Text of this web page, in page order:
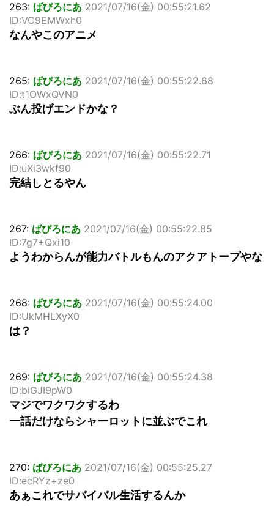
263: ばびろにあ 2021/07/16(金) 00:55:21.62
ID:VC9EMWxh0
なんやこのアニメ
265: ばびろにあ 2021/07/16(金) 00:55:22.68
ID:t1OWxQVN0
ぶん投げエンドかな？
266: ばびろにあ 2021/07/16(金) 00:55:22.71
ID:uXi3wkf90
完結しとるやん
267: ばびろにあ 2021/07/16(金) 00:55:22.85
ID:7g7+Qxi10
ようわからんが能力バトルもんのアクアトープやな
268: ばびろにあ 2021/07/16(金) 00:55:24.00
ID:UkMHLXyX0
は？
269: ばびろにあ 2021/07/16(金) 00:55:24.38
ID:biGJI9pW0
マジでワクワクするわ
一話だけならシャーロットに並ぶでこれ
270: ばびろにあ 2021/07/16(金) 00:55:25.27
ID:ecRYz+ze0
あぁこれでサバイバル生活するんか